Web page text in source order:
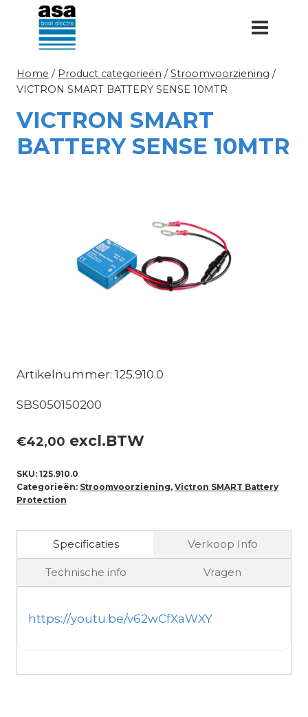
Doorgaan
inhoud
Home / Product categorieën / Stroomvoorziening /
VICTRON SMART BATTERY SENSE 10MTR
VICTRON SMART
BATTERY SENSE 10MTR
Artikelnummer: 125.910.0
SBS050150200
€42,00 excl.BTW
SKU: 125.910.0
Categorieën: Stroomvoorziening, Victron SMART Battery
Protection
Specificaties Verkoop Info
Technische info Vragen
https://youtu.be/v62wCfXaWXY